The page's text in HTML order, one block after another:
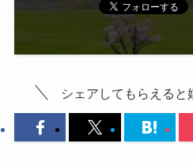
シェアしてもらえる